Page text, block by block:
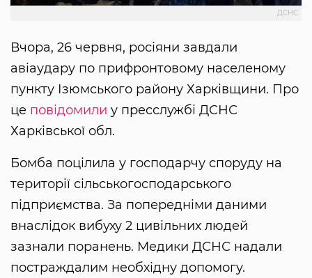
ДСНС
Вчора, 26 червня, росіяни завдали
авіаудару по прифронтовому населеному
пункту Ізюмського району Харківщини. Про
це повідомили у пресслужбі ДСНС
Харківської обл.
Бомба поцілила у господарчу споруду на
території сільськогосподарського
підприємства. За попередніми даними
внаслідок вибуху 2 цивільних людей
зазнали поранень. Медики ДСНС надали
постраждалим необхідну допомогу.